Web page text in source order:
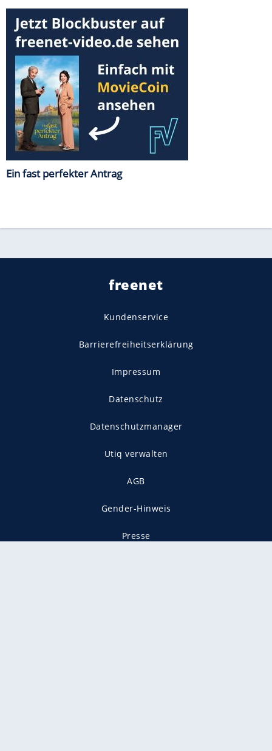
Ein fast perfekter Antrag
freenet
Kundenservice
Barrierefreiheitserklärung
Impressum
Datenschutz
Datenschutzmanager
Utiq verwalten
AGB
Gender-Hinweis
Presse